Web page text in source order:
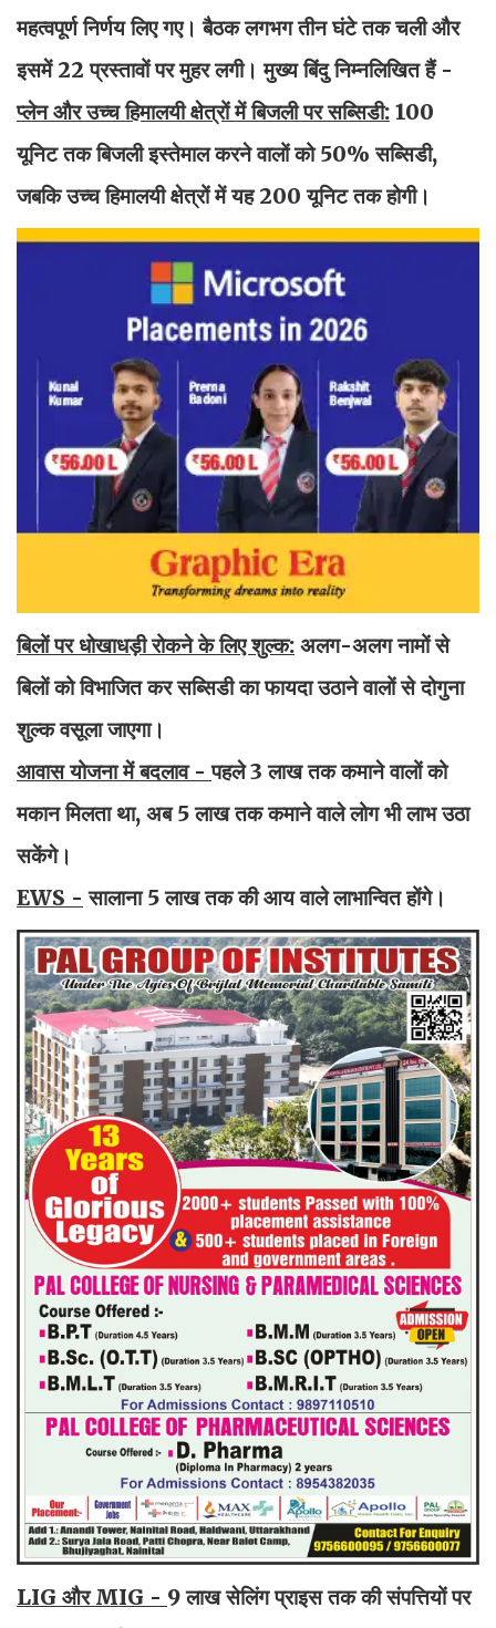
महत्वपूर्ण निर्णय लिए गए। बैठक लगभग तीन घंटे तक चली और
इसमें 22 प्रस्तावों पर मुहर लगी। मुख्य बिंदु निम्नलिखित हैं -
प्लेन और उच्च हिमालयी क्षेत्रों में बिजली पर सब्सिडी: 100
यूनिट तक बिजली इस्तेमाल करने वालों को 50% सब्सिडी,
जबकि उच्च हिमालयी क्षेत्रों में यह 200 यूनिट तक होगी।
बिलों पर धोखाधड़ी रोकने के लिए शुल्क: अलग-अलग नामों से
बिलों को विभाजित कर सब्सिडी का फायदा उठाने वालों से दोगुना
शुल्क वसूला जाएगा।
आवास योजना में बदलाव -पहले 3 लाख तक कमाने वालों को
मकान मिलता था, अब 5 लाख तक कमाने वाले लोग भी लाभ उठा
सकेंगे।
EWS - सालाना 5 लाख तक की आय वाले लाभान्वित होंगे।
LIG और MIG - 9 लाख सेलिंग प्राइस तक की संपत्तियों पर